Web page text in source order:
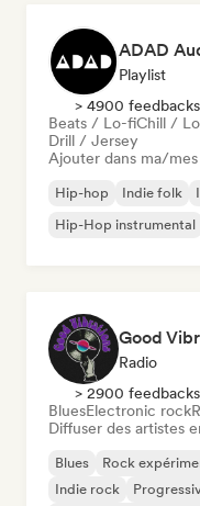
ADAD
Playlist
> 4900
Beats / Lo-fiChill /
Drill / Jersey
Ajouter dans ma/
Hip-hop Indie folk
Hip-Hop instrumental
Good
Radio
> 2900
BluesElectronic rock
Diffuser des artistes
Blues Rock
Indie rock